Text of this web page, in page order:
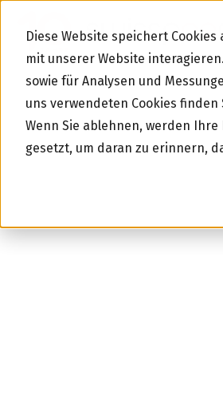
Diese Website speichert
mit unserer Website
sowie für Analysen und
uns verwendeten Cookies finden
Wenn Sie ablehnen, werden
gesetzt, um daran zu erinnern,